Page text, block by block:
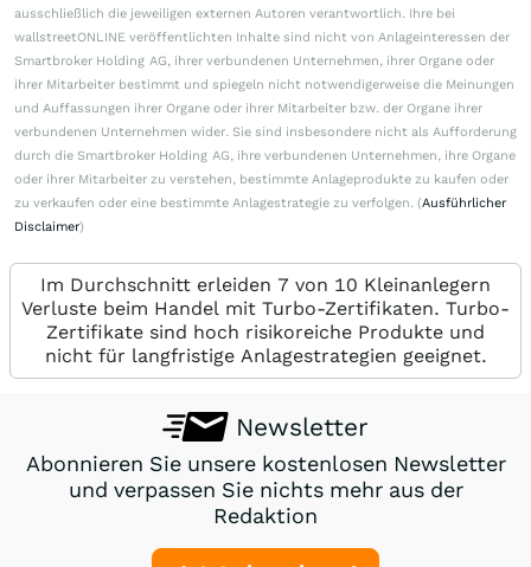
ausschließlich die jeweiligen externen Autoren verantwortlich. Ihre bei
wallstreetONLINE veröffentlichten Inhalte sind nicht von Anlageinteressen der
Smartbroker Holding AG, ihrer verbundenen Unternehmen, ihrer Organe oder
ihrer Mitarbeiter bestimmt und spiegeln nicht notwendigerweise die Meinungen
und Auffassungen ihrer Organe oder ihrer Mitarbeiter bzw. der Organe ihrer
verbundenen Unternehmen wider. Sie sind insbesondere nicht als Aufforderung
durch die Smartbroker Holding AG, ihre verbundenen Unternehmen, ihre Organe
oder ihrer Mitarbeiter zu verstehen, bestimmte Anlageprodukte zu kaufen oder
zu verkaufen oder eine bestimmte Anlagestrategie zu verfolgen. (Ausführlicher
Disclaimer)
Im Durchschnitt erleiden 7 von 10 Kleinanlegern
Verluste beim Handel mit Turbo-Zertifikaten. Turbo-
Zertifikate sind hoch risikoreiche Produkte und
nicht für langfristige Anlagestrategien geeignet.
Newsletter
Abonnieren Sie unsere kostenlosen Newsletter
und verpassen Sie nichts mehr aus der
Redaktion